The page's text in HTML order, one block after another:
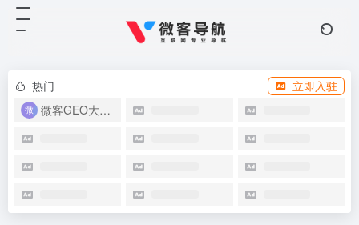
热门
立即入驻
微客GEO大模型优化系统